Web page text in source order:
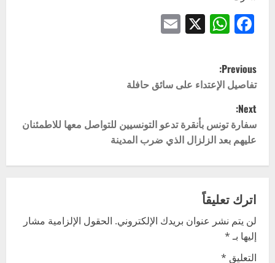
Facebook
WhatsApp
X
P
o
s
t
n
a
v
i
Previous:
تفاصيل الإعتداء على سائق حافلة
Next:
سفارة تونس بأنقرة تدعو التونسيين للتواصل معها للاطمئنان
عليهم بعد الزلزال الذي ضرب المدينة
اترك تعليقاً
لن يتم نشر عنوان بريدك الإلكتروني. الحقول الإلزامية مشار
إليها بـ*
التعليق *